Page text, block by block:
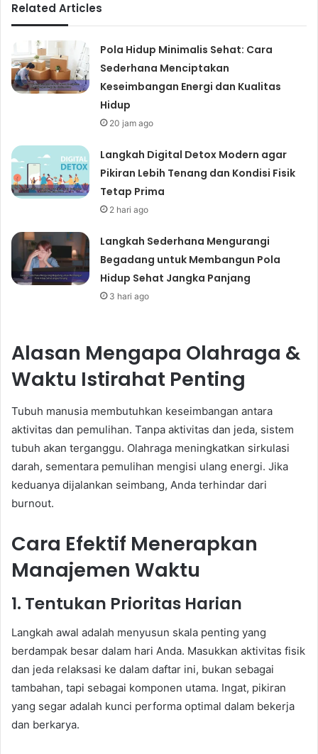
Related Articles
Pola Hidup Minimalis Sehat: Cara
Sederhana Menciptakan
Keseimbangan Energi dan Kualitas
Hidup
20 jam ago
Langkah Digital Detox Modern agar
Pikiran Lebih Tenang dan Kondisi Fisik
Tetap Prima
2 hari ago
Langkah Sederhana Mengurangi
Begadang untuk Membangun Pola
Hidup Sehat Jangka Panjang
3 hari ago
Alasan Mengapa Olahraga &
Waktu Istirahat Penting
Tubuh manusia membutuhkan keseimbangan antara
aktivitas dan pemulihan. Tanpa aktivitas dan jeda, sistem
tubuh akan terganggu. Olahraga meningkatkan sirkulasi
darah, sementara pemulihan mengisi ulang energi. Jika
keduanya dijalankan seimbang, Anda terhindar dari
burnout.
Cara Efektif Menerapkan
Manajemen Waktu
1. Tentukan Prioritas Harian
Langkah awal adalah menyusun skala penting yang
berdampak besar dalam hari Anda. Masukkan aktivitas fisik
dan jeda relaksasi ke dalam daftar ini, bukan sebagai
tambahan, tapi sebagai komponen utama. Ingat, pikiran
yang segar adalah kunci performa optimal dalam bekerja
dan berkarya.